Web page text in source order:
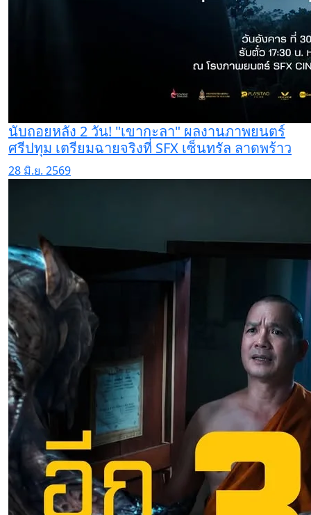
นับถอยหลัง 2 วัน! "เขากะลา" ผลงานภาพยนตร์
ศรีปทุม เตรียมฉายจริงที่ SFX เซ็นทรัล ลาดพร้าว
28 มิ.ย. 2569